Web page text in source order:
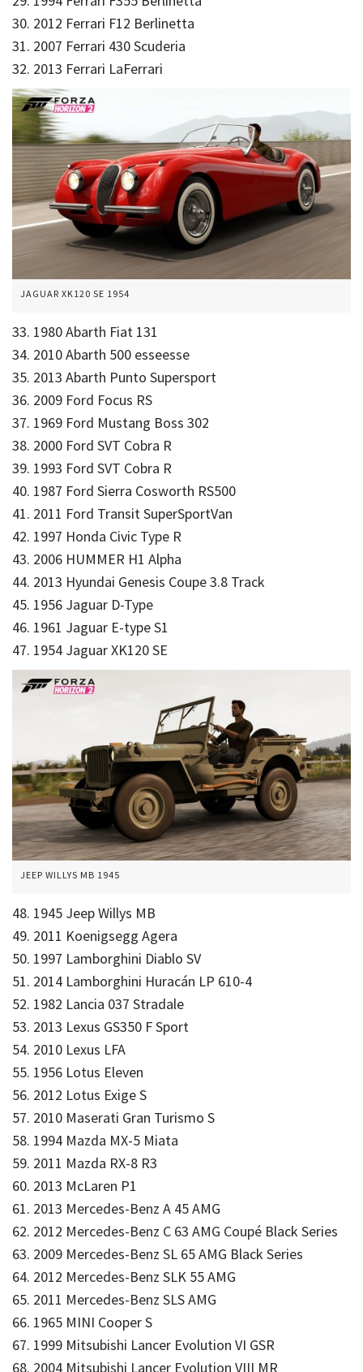
30. 2012 Ferrari F12 Berlinetta
31. 2007 Ferrari 430 Scuderia
32. 2013 Ferrari LaFerrari
JAGUAR XK120 SE 1954
33. 1980 Abarth Fiat 131
34. 2010 Abarth 500 esseesse
35. 2013 Abarth Punto Supersport
36. 2009 Ford Focus RS
37. 1969 Ford Mustang Boss 302
38. 2000 Ford SVT Cobra R
39. 1993 Ford SVT Cobra R
40. 1987 Ford Sierra Cosworth RS500
41. 2011 Ford Transit SuperSportVan
42. 1997 Honda Civic Type R
43. 2006 HUMMER H1 Alpha
44. 2013 Hyundai Genesis Coupe 3.8 Track
45. 1956 Jaguar D-Type
46. 1961 Jaguar E-type S1
47. 1954 Jaguar XK120 SE
JEEP WILLYS MB 1945
48. 1945 Jeep Willys MB
49. 2011 Koenigsegg Agera
50. 1997 Lamborghini Diablo SV
51. 2014 Lamborghini Huracán LP 610-4
52. 1982 Lancia 037 Stradale
53. 2013 Lexus GS350 F Sport
54. 2010 Lexus LFA
55. 1956 Lotus Eleven
56. 2012 Lotus Exige S
57. 2010 Maserati Gran Turismo S
58. 1994 Mazda MX-5 Miata
59. 2011 Mazda RX-8 R3
60. 2013 McLaren P1
61. 2013 Mercedes-Benz A 45 AMG
62. 2012 Mercedes-Benz C 63 AMG Coupé Black Series
63. 2009 Mercedes-Benz SL 65 AMG Black Series
64. 2012 Mercedes-Benz SLK 55 AMG
65. 2011 Mercedes-Benz SLS AMG
66. 1965 MINI Cooper S
67. 1999 Mitsubishi Lancer Evolution VI GSR
68. 2004 Mitsubishi Lancer Evolution VIII MR